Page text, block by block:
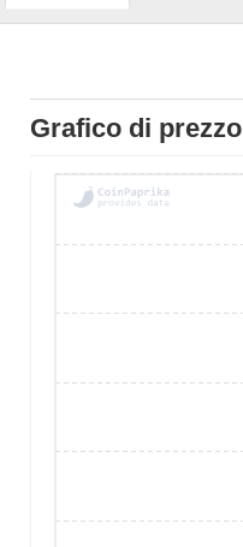
Grafico di prezzo